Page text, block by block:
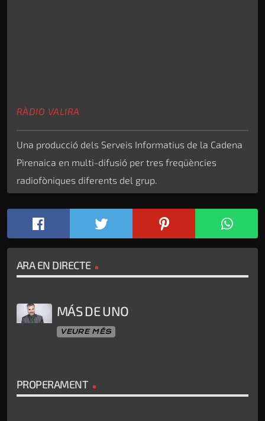
RÀDIO VALIRA
Una producció dels Serveis Informatius de la Cadena
Pirenaica en multi-difusió per tres freqüències
radiofòniques diferents del grup.
ARA EN DIRECTE
MÁS DE UNO
VEURE MÉS
PROPERAMENT